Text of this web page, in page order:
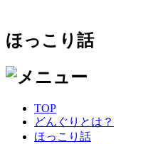
ほっこり話
TOP
どんぐりとは？
ほっこり話